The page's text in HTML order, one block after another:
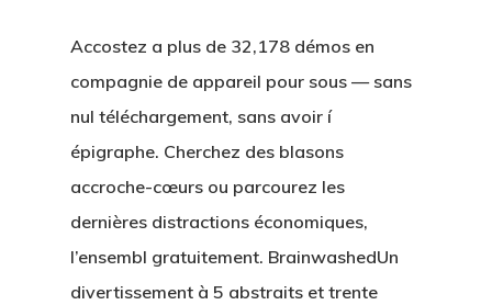
Accostez a plus de 32,178 démos en
compagnie de appareil pour sous — sans
nul téléchargement, sans avoir í
épigraphe. Cherchez des blasons
accroche-cœurs ou parcourez les
dernières distractions économiques,
l’ensembl gratuitement. BrainwashedUn
divertissement à 5 abstraits et trente